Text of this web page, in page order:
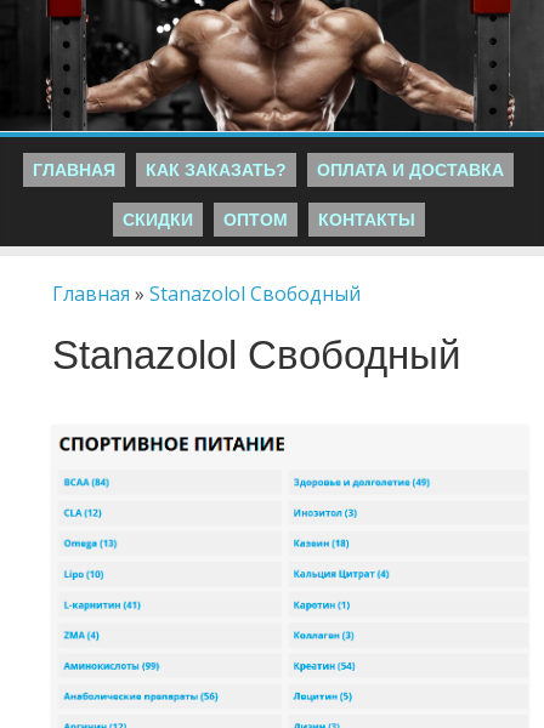
ГЛАВНАЯ КАК ЗАКАЗАТЬ? ОПЛАТА И ДОСТАВКА
СКИДКИ ОПТОМ КОНТАКТЫ
Главная »Stanazolol Свободный
Stanazolol Свободный